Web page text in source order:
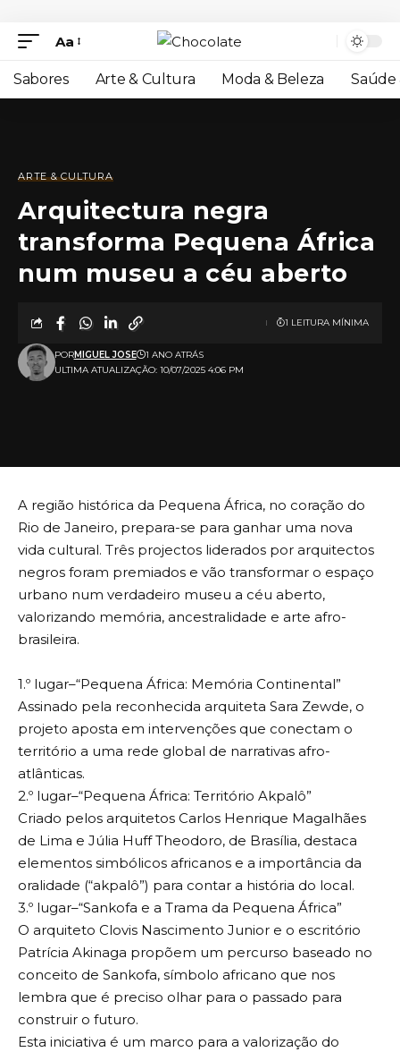
Aa
Sabores Arte & Cultura Moda & Beleza Saúde
ARTE & CULTURA
Arquitectura negra
transforma Pequena África
num museu a céu aberto
ULTIMA ATUALIZAÇÃO: 10/07/2025 4:06 PM
PORMIGUEL JOSE 1 ANO ATRÁS
1 LEITURA MÍNIMA
A região histórica da Pequena África, no coração do
Rio de Janeiro, prepara-se para ganhar uma nova
vida cultural. Três projectos liderados por arquitectos
negros foram premiados e vão transformar o espaço
urbano num verdadeiro museu a céu aberto,
valorizando memória, ancestralidade e arte afro-
brasileira.
1.º lugar–“Pequena África: Memória Continental”
Assinado pela reconhecida arquiteta Sara Zewde, o
projeto aposta em intervenções que conectam o
território a uma rede global de narrativas afro-
atlânticas.
2.º lugar–“Pequena África: Território Akpalô”
Criado pelos arquitetos Carlos Henrique Magalhães
de Lima e Júlia Huff Theodoro, de Brasília, destaca
elementos simbólicos africanos e a importância da
oralidade (“akpalô”) para contar a história do local.
3.º lugar–“Sankofa e a Trama da Pequena África”
O arquiteto Clovis Nascimento Junior e o escritório
Patrícia Akinaga propõem um percurso baseado no
conceito de Sankofa, símbolo africano que nos
lembra que é preciso olhar para o passado para
construir o futuro.
Esta iniciativa é um marco para a valorização do